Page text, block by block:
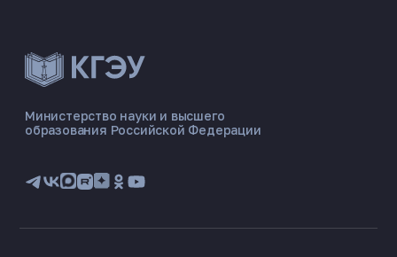
ЭНЕРГОКОД — ПОМОЩНИК КГЭУ
📋 Приёмная комиссия
🏠 Общежитие
Министерство науки и высшего
образования Российской Федерации